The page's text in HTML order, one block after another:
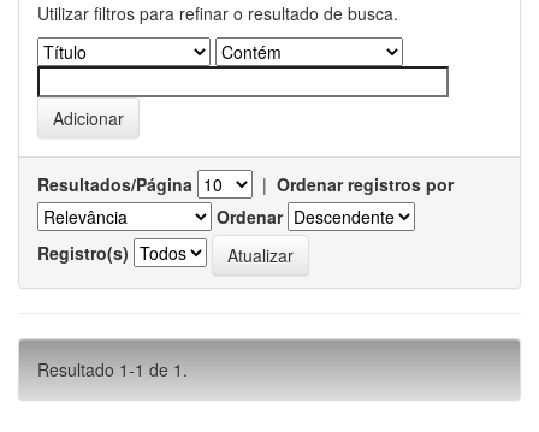
Utilizar filtros para refinar o resultado de busca.
Resultados/Página | Ordenar registros por
Ordenar
Registro(s)
Resultado 1-1 de 1.